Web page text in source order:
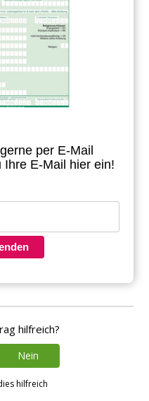
per E-Mail
Ihre E-Mail hier ein!
hilfreich?
Nein
hilfreich